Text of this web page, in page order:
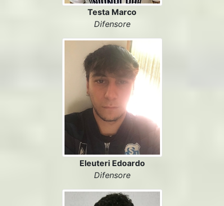
Testa Marco
Difensore
Eleuteri Edoardo
Difensore